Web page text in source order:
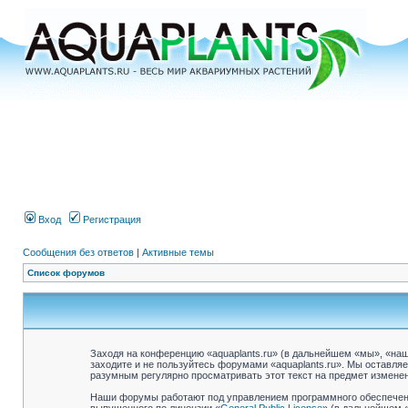
Вход Регистрация
Сообщения без ответов | Активные темы
Список форумов
Заходя на конференцию «aquaplants.ru» (в дальнейшем «мы»,
заходите и не пользуйтесь форумами «aquaplants.ru». Мы
разумным регулярно просматривать этот текст на предмет
Наши форумы работают под управлением программного